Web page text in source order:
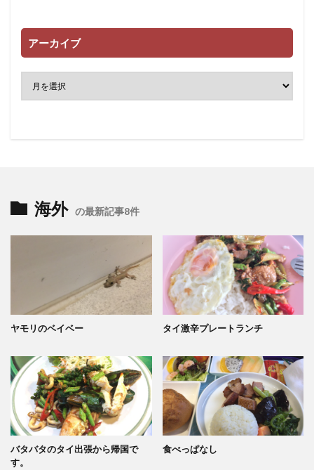
アーカイブ
海外 の最新記事8件
ヤモリのベイベー タイ激辛プレートランチ
バタバタのタイ出張から帰国で
す。
食べっぱなし